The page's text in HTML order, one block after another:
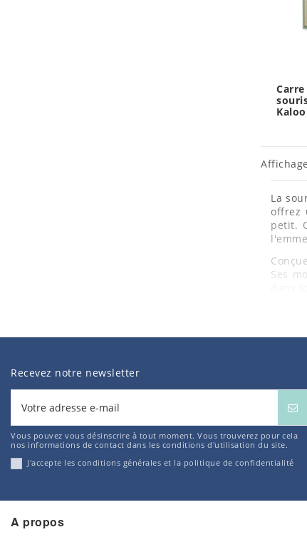
Kaloo
La
offrez
petit.
Ses
Recevez notre newsletter
Vous pouvez vous désinscrire à tout moment. Vous trouverez pour cela
nos informations de contact dans les conditions d'utilisation du site.
J'accepte les conditions générales et la politique de confidentialité
A propos